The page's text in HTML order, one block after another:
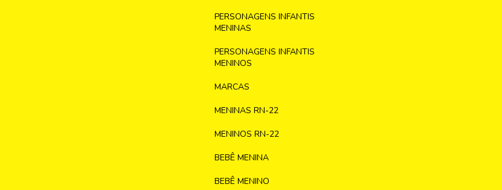
PERSONAGENS INFANTIS
MENINAS
PERSONAGENS INFANTIS
MENINOS
MARCAS
MENINAS RN-22
MENINOS RN-22
BEBÊ MENINA
BEBÊ MENINO